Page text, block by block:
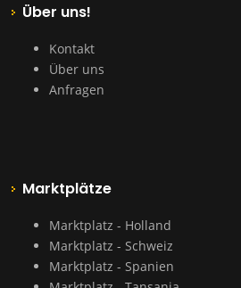
Über uns!
Kontakt
Über uns
Anfragen
Marktplätze
Marktplatz - Holland
Marktplatz - Schweiz
Marktplatz - Spanien